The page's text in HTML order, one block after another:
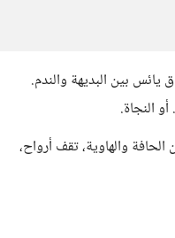
بين البديهة والندم.
النجاة.
والهاوية، تقف أرواح،